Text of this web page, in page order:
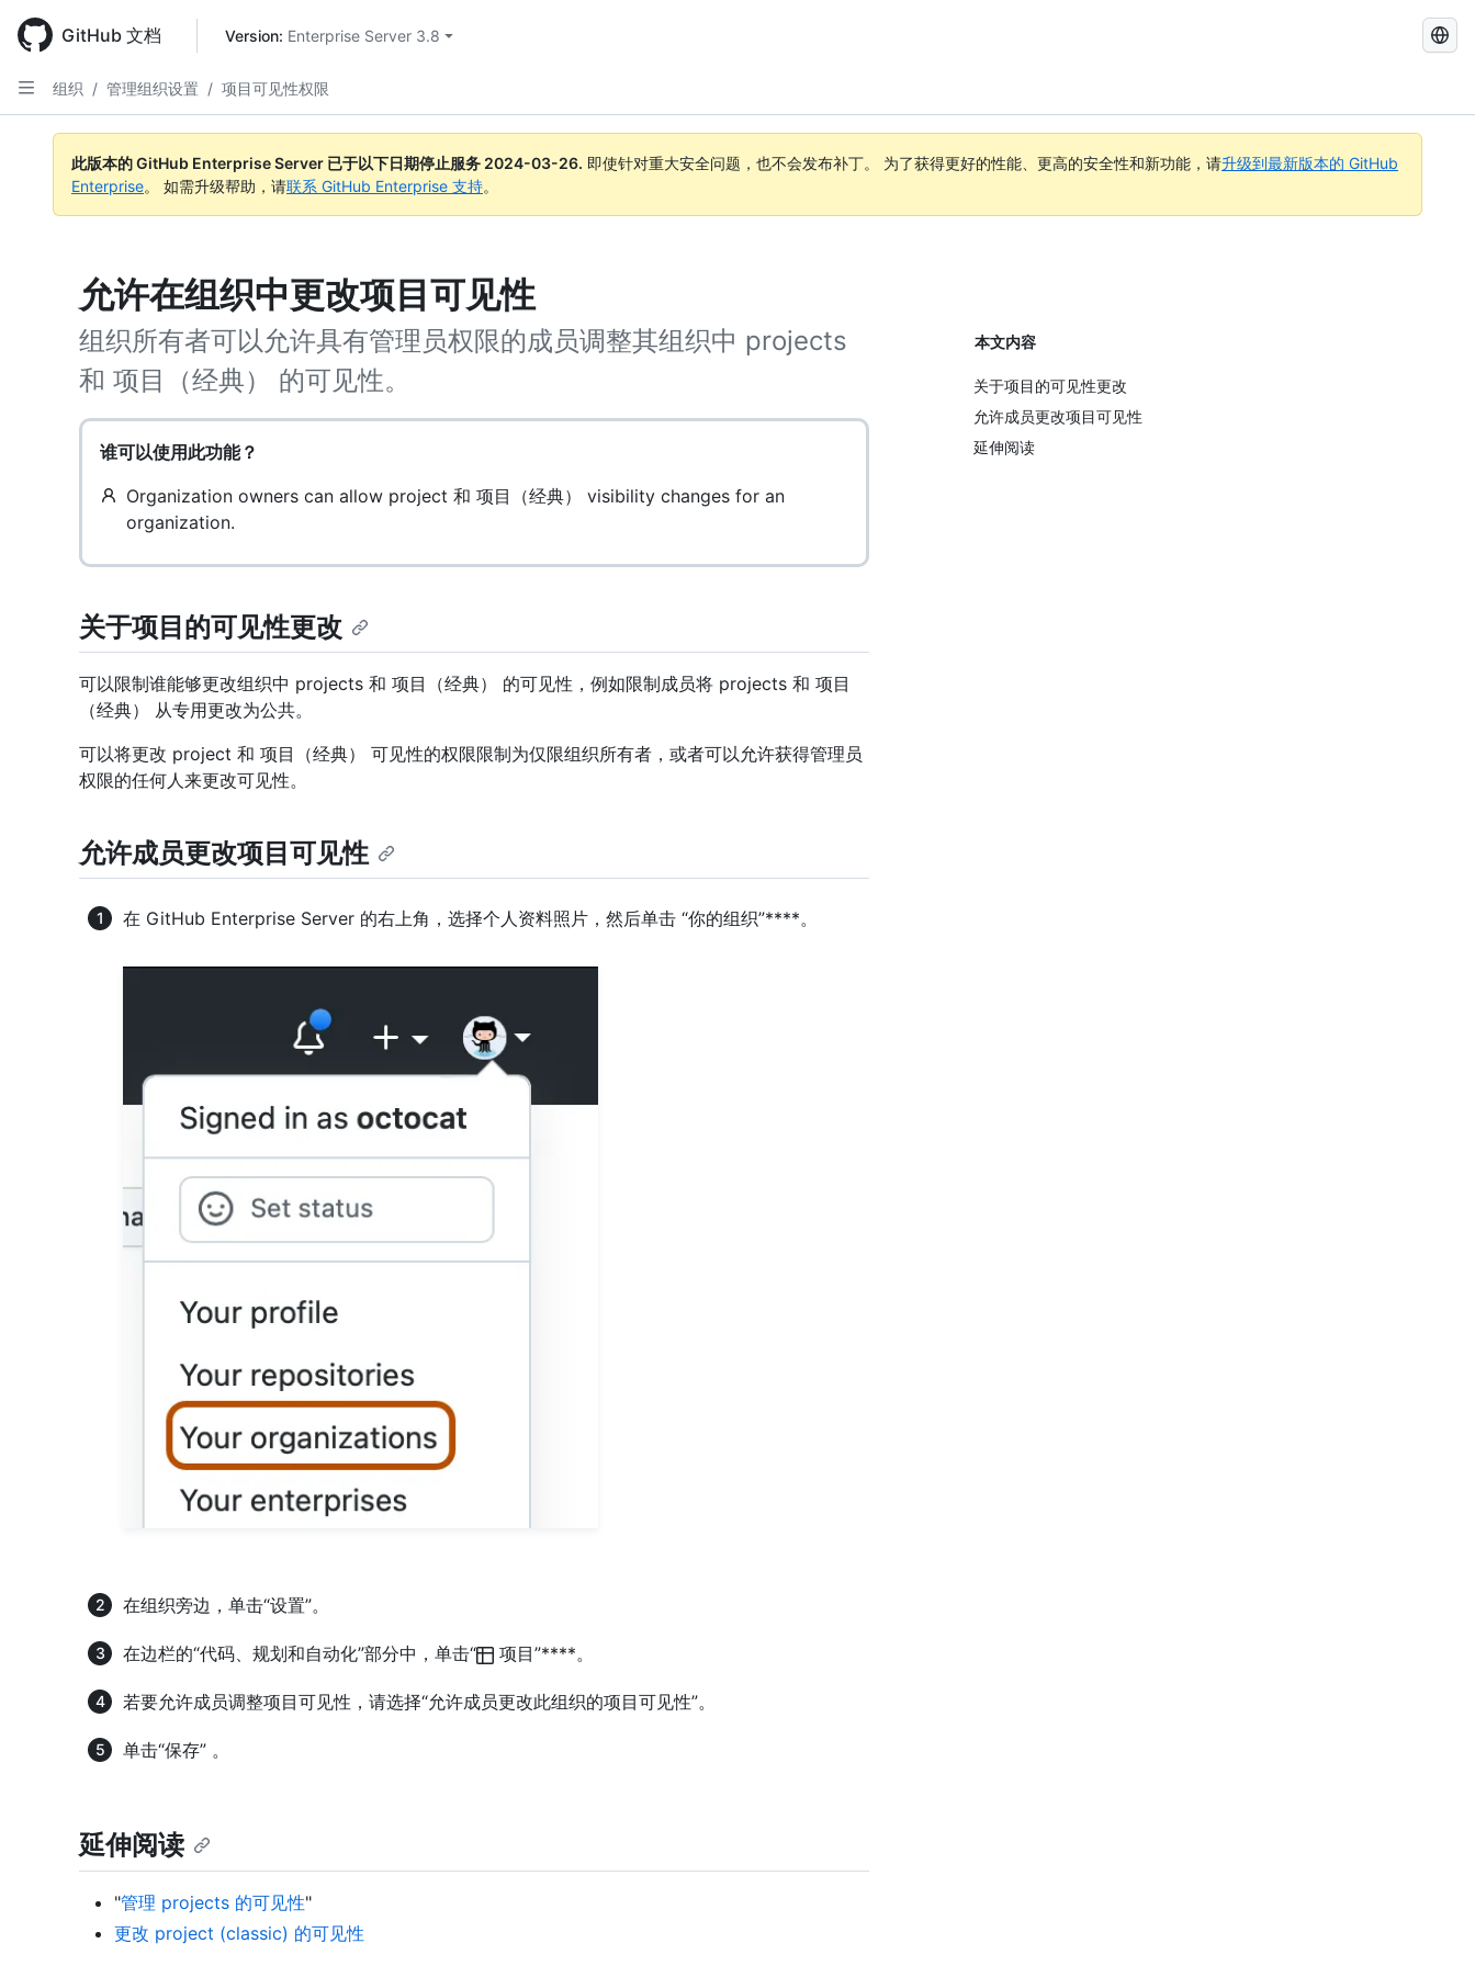
main
content
GitHub 文档 Version: Enterprise Server 3.8
Docs
组织 / 管理组织设置 / 项目可见性权限
此版本的 GitHub Enterprise Server 已于以下日期停止服务 2024-03-26. 即使针对重大安全问题，也不会发布补丁。 为了获得更好的性能、更高的安全性和新功能，请升级到最新版本的 GitHub
Enterprise。 如需升级帮助，请联系 GitHub Enterprise 支持。
允许在组织中更改项目可见性
组织所有者可以允许具有管理员权限的成员调整其组织中 projects
和 项目（经典） 的可见性。
谁可以使用此功能？
Organization owners can allow project 和 项目（经典） visibility changes for an
organization.
本文内容
关于项目的可见性更改
允许成员更改项目可见性
延伸阅读
关于项目的可见性更改
可以限制谁能够更改组织中 projects 和 项目（经典） 的可见性，例如限制成员将 projects 和 项目
（经典） 从专用更改为公共。
可以将更改 project 和 项目（经典） 可见性的权限限制为仅限组织所有者，或者可以允许获得管理员
权限的任何人来更改可见性。
允许成员更改项目可见性
在 GitHub Enterprise Server 的右上角，选择个人资料照片，然后单击 “你的组织”****。
在组织旁边，单击“设置”。
在边栏的“代码、规划和自动化”部分中，单击“ 项目”****。
若要允许成员调整项目可见性，请选择“允许成员更改此组织的项目可见性”。
单击“保存” 。
延伸阅读
"管理 projects 的可见性"
更改 project (classic) 的可见性